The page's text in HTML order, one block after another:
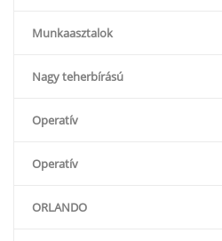
Munkaasztalok
Nagy teherbírású
Operatív
Operatív
ORLANDO